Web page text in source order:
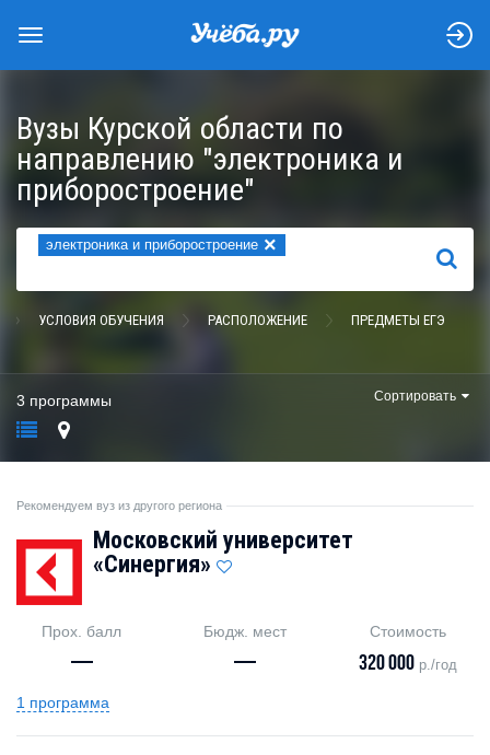
Вузы Курской области по
направлению "электроника и
приборостроение"
электроника и приборостроение ×
НАЙТИ
УСЛОВИЯ ОБУЧЕНИЯ РАСПОЛОЖЕНИЕ ПРЕДМЕТЫ ЕГЭ
3 программы Сортировать
Рекомендуем вуз из другого региона
Московский университет
«Синергия»
Прох. балл
—
Бюдж. мест
—
Стоимость
320 000 р./год
1 программа